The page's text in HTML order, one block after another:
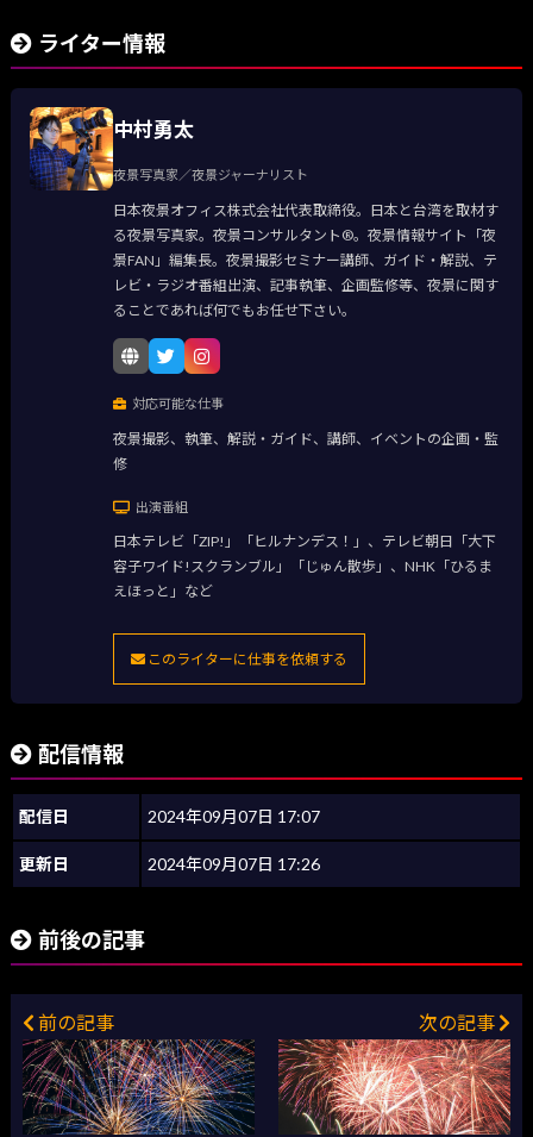
ライター情報
中村勇太
夜景写真家／夜景ジャーナリスト
日本夜景オフィス株式会社代表取締役。日本と台湾を取材す
る夜景写真家。夜景コンサルタント®。夜景情報サイト「夜
景FAN」編集長。夜景撮影セミナー講師、ガイド・解説、テ
レビ・ラジオ番組出演、記事執筆、企画監修等、夜景に関す
ることであれば何でもお任せ下さい。
対応可能な仕事
夜景撮影、執筆、解説・ガイド、講師、イベントの企画・監
修
出演番組
日本テレビ「ZIP!」「ヒルナンデス！」、テレビ朝日「大下
容子ワイド!スクランブル」「じゅん散歩」、NHK「ひるま
えほっと」など
このライターに仕事を依頼する
配信情報
配信日 2024年09月07日 17:07
更新日 2024年09月07日 17:26
前後の記事
前の記事 次の記事